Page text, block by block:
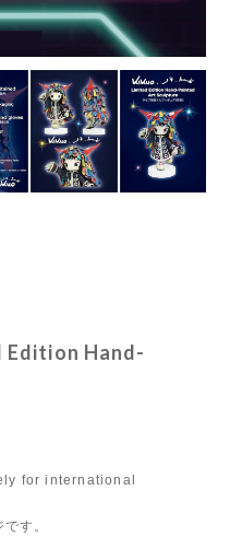
Edition Hand-
for international
す。